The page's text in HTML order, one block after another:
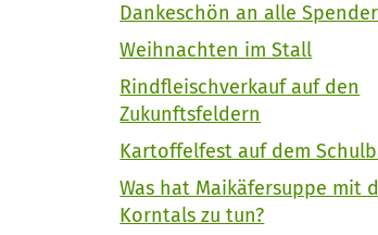
Dankeschön an alle Spender
Weihnachten im Stall
Rindfleischverkauf auf den
Zukunftsfeldern
Kartoffelfest auf dem
Was hat Maikäfersuppe mit
Korntals zu tun?